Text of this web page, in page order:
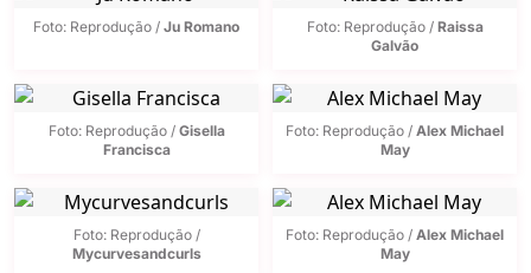
Foto: Reprodução / Ju Romano Foto: Reprodução / Raissa
Galvão
Foto: Reprodução / Gisella
Francisca
Foto: Reprodução / Alex Michael
May
Foto: Reprodução /
Mycurvesandcurls
Foto: Reprodução / Alex Michael
May